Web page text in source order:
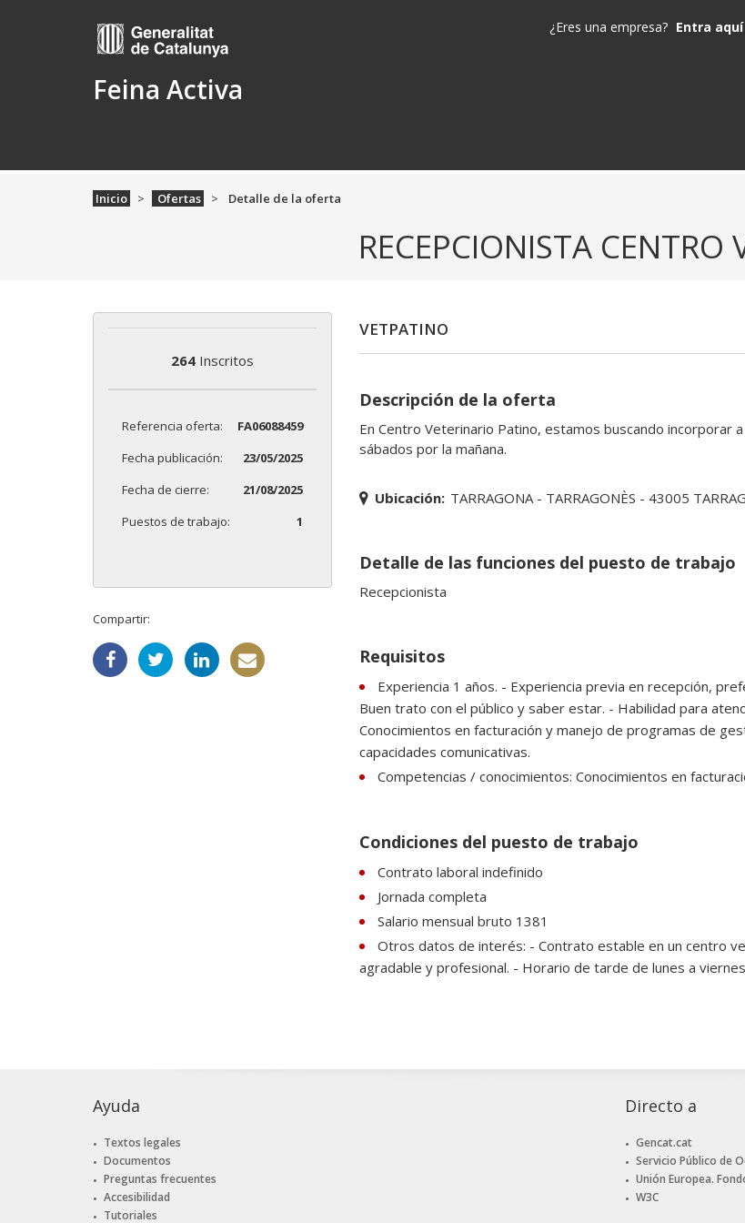
Feina Activa
¿Eres una empresa? Entra aquí
Inicio Ofertas Detalle de la oferta
RECEPCIONISTA CENTRO
264Inscritos
Referencia oferta:
FA06088459
Fecha publicación:
23/05/2025
Fecha de cierre:
21/08/2025
Puestos de trabajo:
1
Compartir:
VETPATINO
Descripción de la oferta
En Centro Veterinario Patino, estamos buscando
sábados por la mañana.
Ubicación: TARRAGONA - TARRAGONÈS - 43005
Detalle de las funciones del puesto de trabajo
Recepcionista
Requisitos
Experiencia 1 años. - Experiencia previa en recepción,
Buen trato con el público y saber estar. - Habilidad para
Conocimientos en facturación y manejo de programas de
capacidades comunicativas.
Competencias / conocimientos: Conocimientos en
Condiciones del puesto de trabajo
Contrato laboral indefinido
Jornada completa
Salario mensual bruto 1381
Otros datos de interés: - Contrato estable en un centro
agradable y profesional. - Horario de tarde de lunes a
Ayuda
Textos legales
Documentos
Preguntas frecuentes
Accesibilidad
Tutoriales
Directo a
Gencat.cat
Servicio Público de
Unión Europea.
W3C